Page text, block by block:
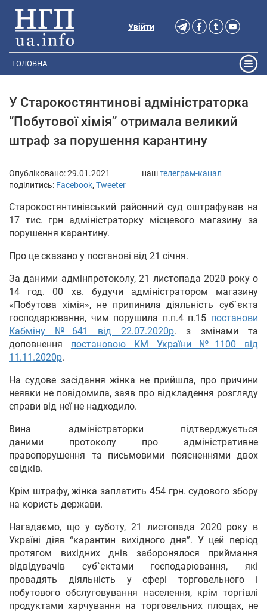
Увійти
ГОЛОВНА
У Старокостянтинові адміністраторка
“Побутової хімія” отримала великий
штраф за порушення карантину
Опубліковано:29.01.2021 наштелеграм-канал
поділитись: Facebook, Tweeter
Старокостянтинівський районний суд оштрафував на
17 тис. грн адміністраторку місцевого магазину за
порушення карантину.
Про це сказано у постанові від 21 січня.
За даними адмінпротоколу, 21 листопада 2020 року о
14 год. 00 хв. будучи адміністратором магазину
«Побутова хімія», не припинила діяльність суб`єкта
господарювання, чим порушила п.п.4 п.15 постанови
Кабміну №641 від 22.07.2020р. з змінами та
доповнення постановою КМ України №1100 від
11.11.2020р.
На судове засідання жінка не прийшла, про причини
неявки не повідомила, заяв про відкладення розгляду
справи від неї не надходило.
Вина адміністраторки підтверджується
даними протоколу про адміністративне
правопорушення та письмовими поясненнями двох
свідків.
Крім штрафу, жінка заплатить 454 грн. судового збору
на користь держави.
Нагадаємо, що у суботу, 21 листопада 2020 року в
Україні діяв “карантин вихідного дня”. У цей період
протягом вихідних днів заборонялося приймання
відвідувачів суб`єктами господарювання, які
провадять діяльність у сфері торговельного і
побутового обслуговування населення, крім торгівлі
продуктами харчування на торговельних площах, не